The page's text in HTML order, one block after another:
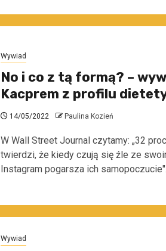
Wywiad
No i co z tą formą? –
Kacprem z profilu
14/05/2022 Paulina Kozień
W Wall Street Journal czytamy: „32
twierdzi, że kiedy czują się źle ze
Instagram pogarsza ich
Wywiad